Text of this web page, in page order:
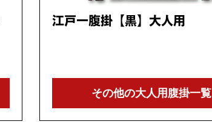
江戸一腹掛【黒】大人用
その他の大人用 腹掛一覧